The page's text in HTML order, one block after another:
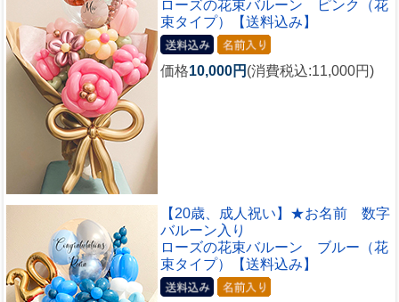
ローズの花束バルーン ピンク（花
束タイプ）【送料込み】
価格10,000円 (消費税込:11,000円)
【20歳、成人祝い】★お名前 数字
バルーン入り
ローズの花束バルーン ブルー（花
束タイプ）【送料込み】